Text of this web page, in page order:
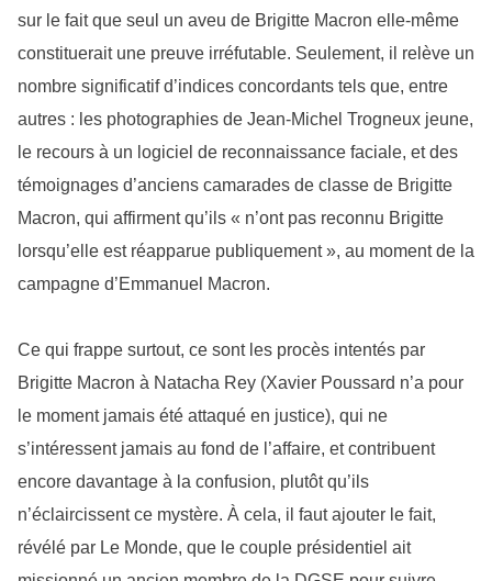
sur le fait que seul un aveu de Brigitte Macron elle-même
constituerait une preuve irréfutable. Seulement, il relève un
nombre significatif d’indices concordants tels que, entre
autres : les photographies de Jean-Michel Trogneux jeune,
le recours à un logiciel de reconnaissance faciale, et des
témoignages d’anciens camarades de classe de Brigitte
Macron, qui affirment qu’ils « n’ont pas reconnu Brigitte
lorsqu’elle est réapparue publiquement », au moment de la
campagne d’Emmanuel Macron.
Ce qui frappe surtout, ce sont les procès intentés par
Brigitte Macron à Natacha Rey (Xavier Poussard n’a pour
le moment jamais été attaqué en justice), qui ne
s’intéressent jamais au fond de l’affaire, et contribuent
encore davantage à la confusion, plutôt qu’ils
n’éclaircissent ce mystère. À cela, il faut ajouter le fait,
révélé par Le Monde, que le couple présidentiel ait